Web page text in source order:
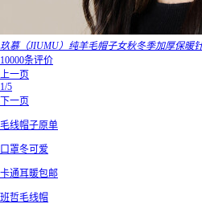
玖慕（JIUMU）纯羊毛帽子女秋冬季加厚保暖
10000条评价
上一页
1/5
下一页
毛线帽子原单
口罩冬可爱
卡通耳暖包邮
班哲毛线帽